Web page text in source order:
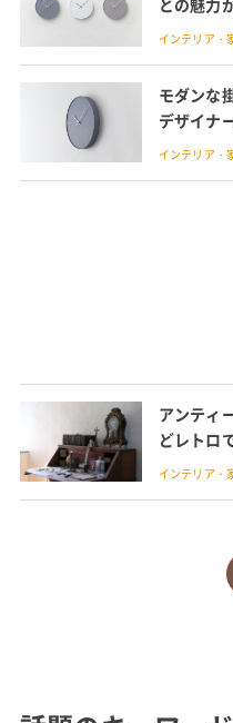
との魅力
インテリア・
モダンな
デザイナ
インテリア・
アンティ
どレトロ
インテリア・